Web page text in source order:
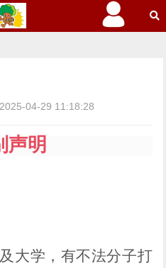
2025-04-29 11:18:28
声明
大学，有不法分子打